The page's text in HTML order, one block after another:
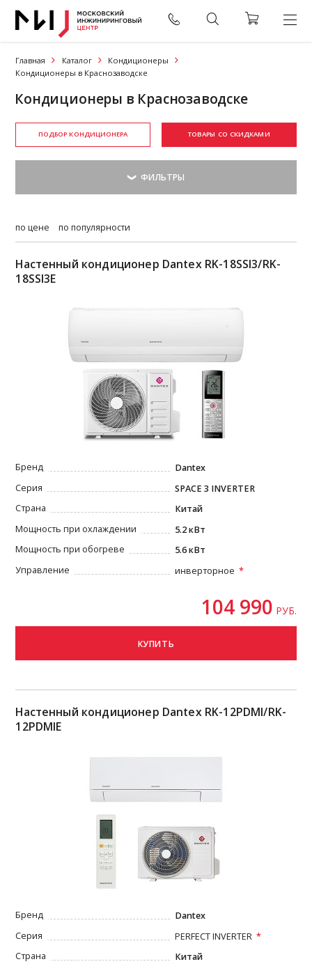
Главная Каталог
Кондиционеры
Кондиционеры в Краснозаводске
Кондиционеры в Краснозаводске
ПОДБОР КОНДИЦИОНЕРА ТОВАРЫ СО СКИДКАМИ
по цене по популярности
Настенный кондиционер Dantex RK-18SSI3/RK-
18SSI3E
Бренд
Dantex
Серия
SPACE 3 INVERTER
Страна
Китай
Мощность при охлаждении
5.2 кВт
Мощность при обогреве
5.6 кВт
Управление
инверторное
104 990 РУБ.
КУПИТЬ
Настенный кондиционер Dantex RK-12PDMI/RK-
12PDMIE
Бренд
Dantex
Серия
PERFECT INVERTER
Страна
Китай